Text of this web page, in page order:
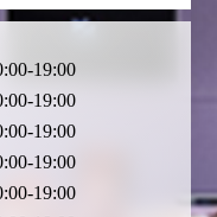
19:00
19:00
19:00
19:00
19:00